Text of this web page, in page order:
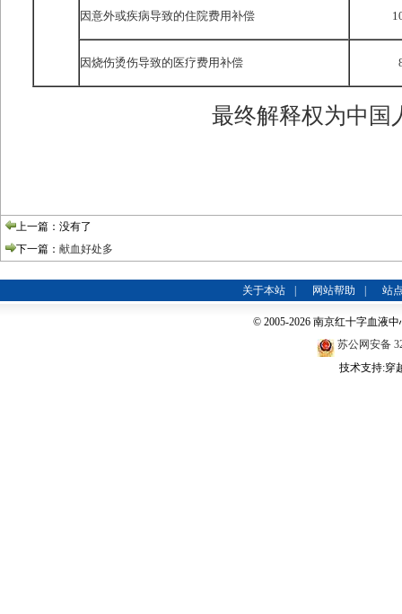
因意外或疾病导致的住院费用补偿
因烧伤烫伤导致的医疗费用补偿
最终解释权为中国
上一篇：没有了
下一篇： 献血好处多
关于本站 网站帮助 站
© 2005-2026 南京红十字血液
苏公网安备
技术支持:穿